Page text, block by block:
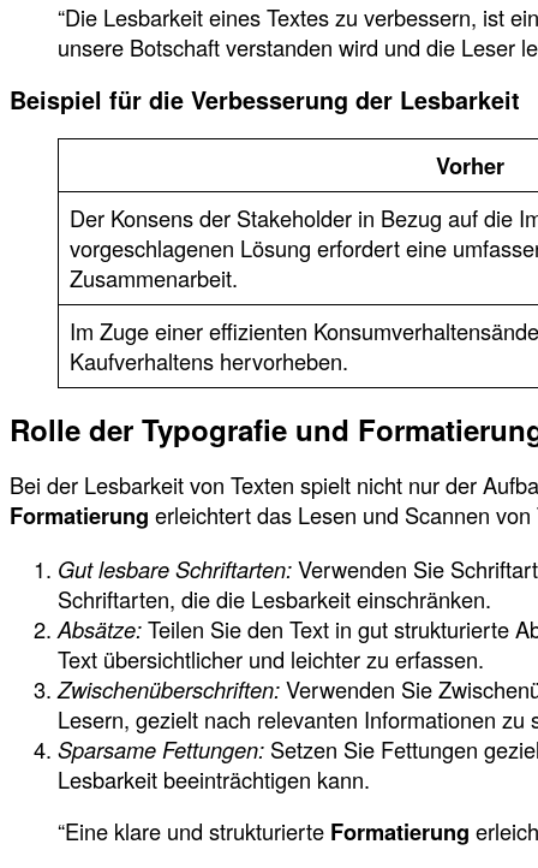
“Die Lesbarkeit eines Textes zu verbessern, ist
unsere Botschaft verstanden wird und die Leser
Beispiel für die Verbesserung der Lesbarkeit
Vorher
Der Konsens der Stakeholder in Bezug auf die
vorgeschlagenen Lösung erfordert eine
Zusammenarbeit.
Im Zuge einer effizienten
Kaufverhaltens hervorheben.
Rolle der Typografie und
Bei der Lesbarkeit von Texten spielt nicht nur der
Formatierung erleichtert das Lesen und Scannen
Gut lesbare Schriftarten:Verwenden Sie
Schriftarten, die die Lesbarkeit einschränken.
Absätze:Teilen Sie den Text in gut strukturierte
Text übersichtlicher und leichter zu erfassen.
Zwischenüberschriften:Verwenden Sie
Lesern, gezielt nach relevanten Informationen zu
Sparsame Fettungen: Setzen Sie Fettungen
Lesbarkeit beeinträchtigen kann.
“Eine klare und strukturierte Formatierung